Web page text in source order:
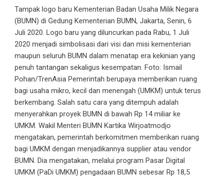
Tampak logo baru Kementerian Badan Usaha Milik Negara
(BUMN) di Gedung Kementerian BUMN, Jakarta, Senin, 6
Juli 2020. Logo baru yang diluncurkan pada Rabu, 1 Juli
2020 menjadi simbolisasi dari visi dan misi kementerian
maupun seluruh BUMN dalam menatap era kekinian yang
penuh tantangan sekaligus kesempatan. Foto: Ismail
Pohan/TrenAsia Pemerintah berupaya memberikan ruang
bagi usaha mikro, kecil dan menengah (UMKM) untuk terus
berkembang. Salah satu cara yang ditempuh adalah
menyerahkan proyek BUMN di bawah Rp 14 miliar ke
UMKM. Wakil Menteri BUMN Kartika Wirjoatmodjo
mengatakan, pemerintah berkomitmen memberikan ruang
bagi UMKM dengan menjadikannya supplier atau vendor
BUMN. Dia mengatakan, melalui program Pasar Digital
UMKM (PaDi UMKM) pengadaan BUMN sebesar Rp 18,5